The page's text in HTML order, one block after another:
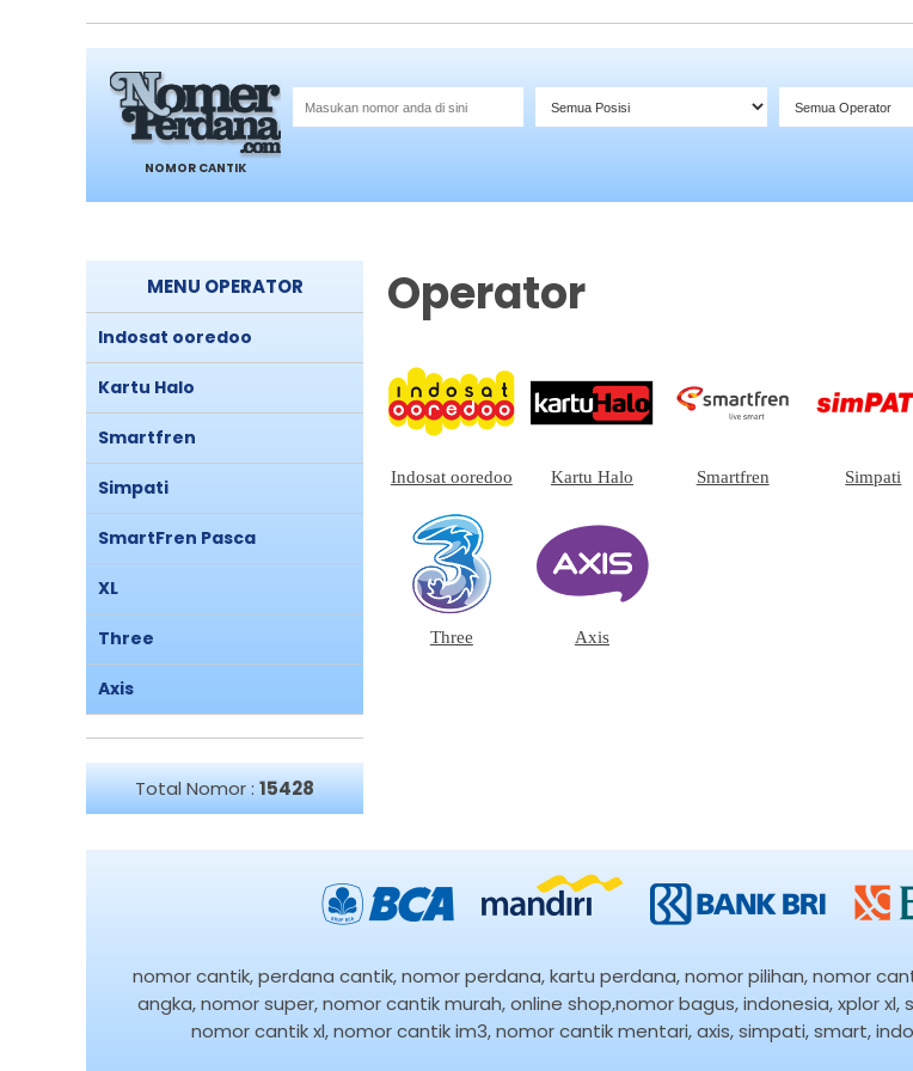
NOMOR CANTIK
MENU OPERATOR
Indosat ooredoo
Kartu Halo
Smartfren
Simpati
SmartFren Pasca
XL
Three
Axis
Total Nomor :15428
Operator
Indosat ooredoo Kartu Halo Smartfren Simpati
Three Axis
nomor cantik, perdana cantik, nomor perdana, kartu perdana, nomor pilihan, nomor
angka, nomor super, nomor cantik murah, online shop,nomor bagus, indonesia, xplor
nomor cantik xl, nomor cantik im3, nomor cantik mentari, axis, simpati, smart,